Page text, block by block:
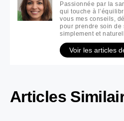
Passionnée par la
qui touche à
vous mes conseils,
pour prendre soin de
simplement et
Voir les articles
Articles